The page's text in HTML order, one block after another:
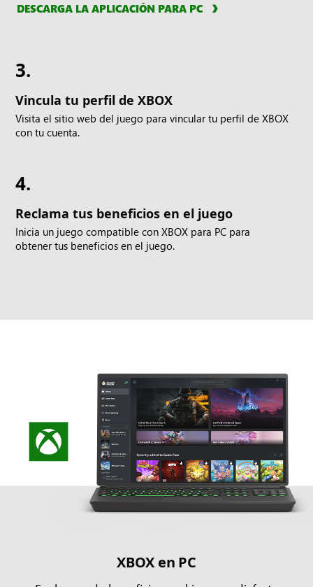
DESCARGA LA APLICACIÓN PARA PC
3.
Vincula tu perfil de XBOX
Visita el sitio web del juego para vincular tu perfil de XBOX
con tu cuenta.
4.
Reclama tus beneficios en el juego
Inicia un juego compatible con XBOX para PC para
obtener tus beneficios en el juego.
XBOX en PC